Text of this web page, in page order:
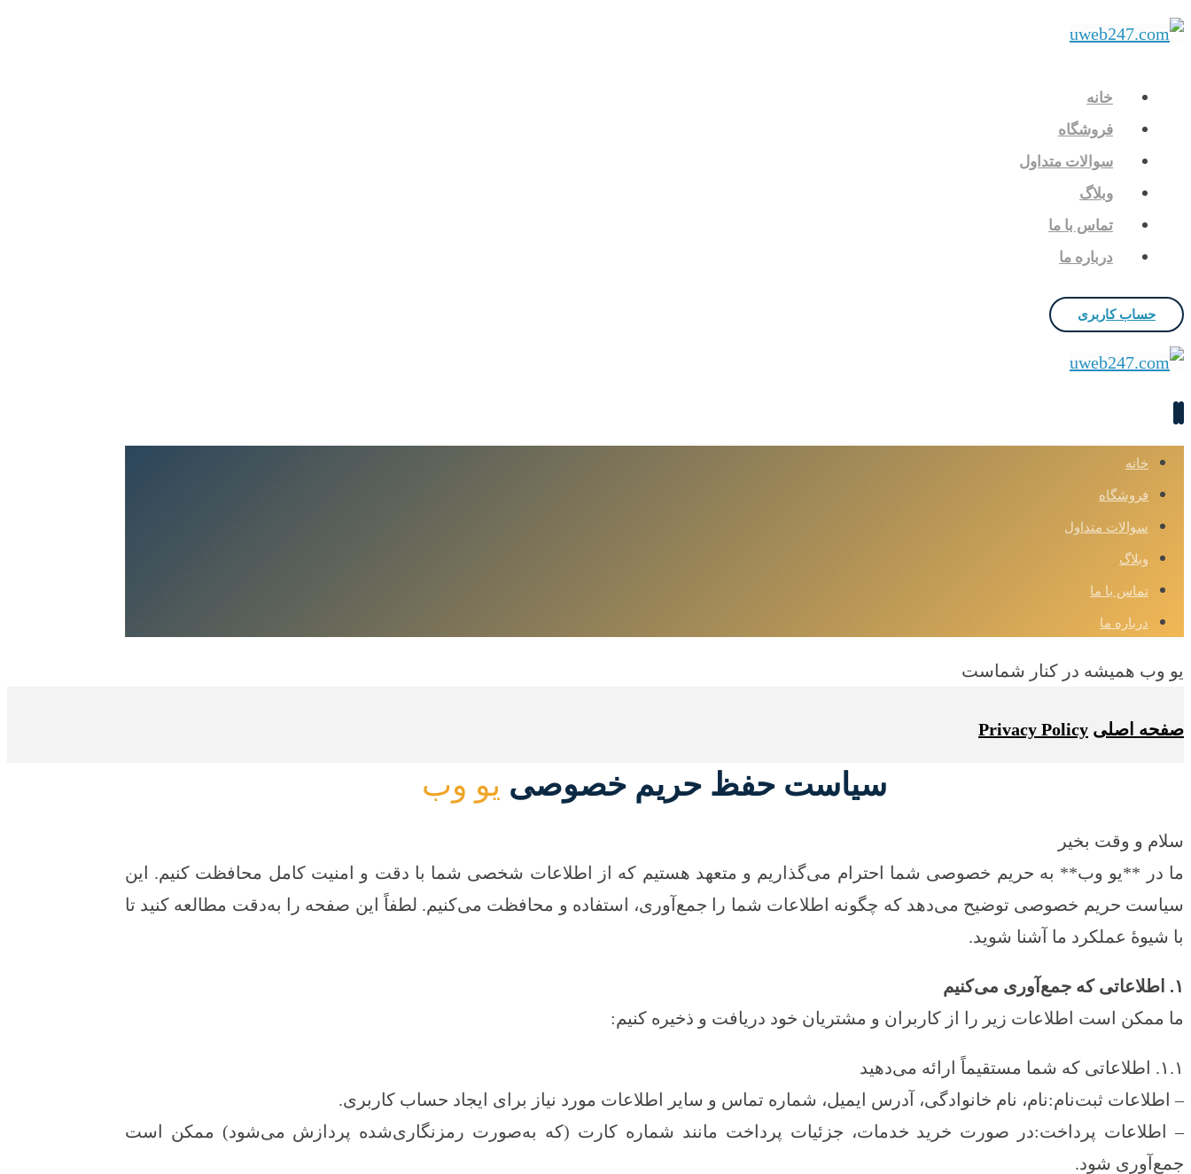
خانه
فروشگاه
سوالات متداول
وبلاگ
تماس با ما
درباره ما
حساب کاربری
خانه
فروشگاه
سوالات متداول
وبلاگ
تماس با ما
درباره ما
یو وب همیشه در کنار شماست
صفحه اصلی Privacy Policy
سیاست حفظ حریم خصوصی یو وب
سلام و وقت بخیر
ما در **یو وب** به حریم خصوصی شما احترام می‌گذاریم و متعهد هستیم که از اطلاعات شخصی شما با دقت و امنیت کامل محافظت کنیم. این
سیاست حریم خصوصی توضیح می‌دهد که چگونه اطلاعات شما را جمع‌آوری، استفاده و محافظت می‌کنیم. لطفاً این صفحه را به‌دقت مطالعه کنید تا
با شیوهٔ عملکرد ما آشنا شوید.
۱. اطلاعاتی که جمع‌آوری می‌کنیم
ما ممکن است اطلاعات زیر را از کاربران و مشتریان خود دریافت و ذخیره کنیم:
۱.۱. اطلاعاتی که شما مستقیماً ارائه می‌دهید
– اطلاعات ثبت‌نام:نام، نام خانوادگی، آدرس ایمیل، شماره تماس و سایر اطلاعات مورد نیاز برای ایجاد حساب کاربری.
– اطلاعات پرداخت:در صورت خرید خدمات، جزئیات پرداخت مانند شماره کارت (که به‌صورت رمزنگاری‌شده پردازش می‌شود) ممکن است
جمع‌آوری شود.